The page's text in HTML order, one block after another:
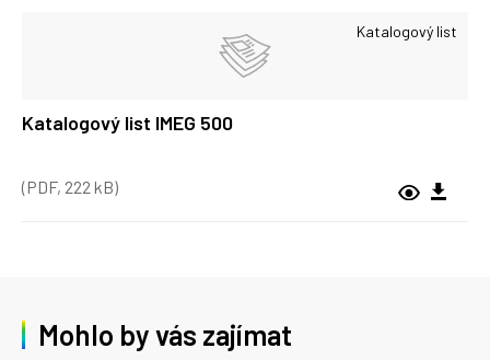
Katalogový list
Katalogový list IMEG 500
(PDF, 222 kB)
Mohlo by vás zajímat